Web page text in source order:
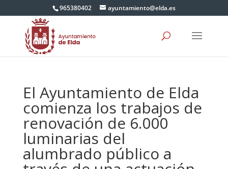
965380402 ayuntamiento@elda.es
El Ayuntamiento de Elda
comienza los trabajos de
renovación de 6.000
luminarias del
alumbrado público a